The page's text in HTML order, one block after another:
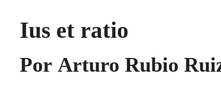
Ius et ratio
Por Arturo Rubio